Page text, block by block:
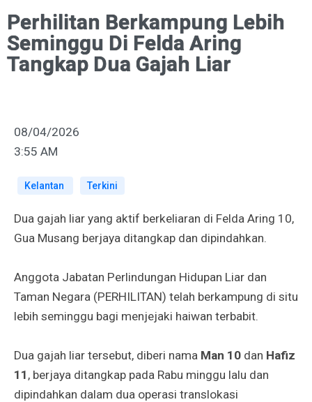
Perhilitan Berkampung Lebih
Seminggu Di Felda Aring
Tangkap Dua Gajah Liar
08/04/2026
3:55 AM
Kelantan Terkini
Dua gajah liar yang aktif berkeliaran di Felda Aring 10,
Gua Musang berjaya ditangkap dan dipindahkan.
Anggota Jabatan Perlindungan Hidupan Liar dan
Taman Negara (PERHILITAN) telah berkampung di situ
lebih seminggu bagi menjejaki haiwan terbabit.
Dua gajah liar tersebut, diberi nama Man 10 dan Hafiz
11 , berjaya ditangkap pada Rabu minggu lalu dan
dipindahkan dalam dua operasi translokasi